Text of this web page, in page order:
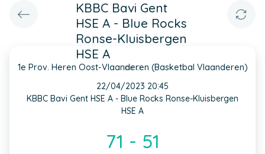
KBBC Bavi Gent
HSE A - Blue Rocks
Ronse-Kluisbergen
HSE A
1e Prov. Heren Oost-Vlaanderen (Basketbal Vlaanderen)
INFO
22/04/2023 20:45
KBBC Bavi Gent HSE A - Blue Rocks Ronse-Kluisbergen
HSE A
71 - 51